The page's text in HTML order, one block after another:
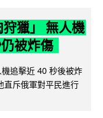
獵」 無人機
被炸傷
追擊近 40 秒後被炸
直斥俄軍對平民進行